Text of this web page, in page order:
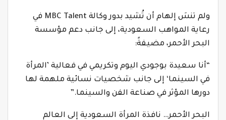
ولم تنسَ إلهام أن تُشيد بدور وكالة MBC Talent في
رعاية المواهب السعودية، إلى جانب دعم مؤسسة
البحر الأحمر، مضيفةً:
“أنا سعيدة بوجودي اليوم وتكريمي في فعالية ’المرأة
في السينما‘ إلى جانب شخصيات نسائية ملهمة لها
دورها المؤثر في صناعة الفن والسينما.”
البحر الأحمر… نافذة المرأة السعودية إلى العالم